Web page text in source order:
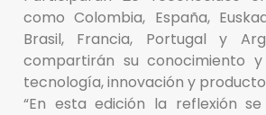
como Colombia, España,
Brasil, Francia, Portugal y
compartirán su conocimiento
tecnología, innovación y
“En esta edición la reflexión